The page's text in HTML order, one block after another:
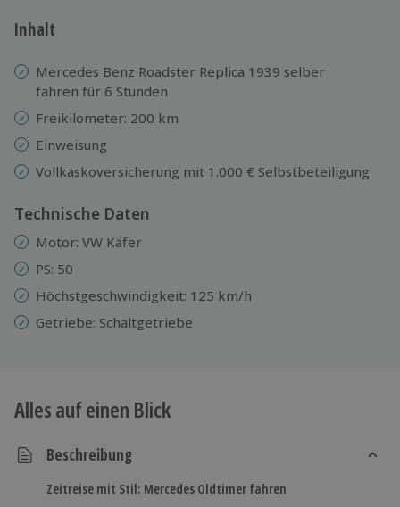
3 Jahre gültig & verlängerbar.
Inhalt
Mercedes Benz Roadster Replica 1939 selber
fahren für 6 Stunden
Freikilometer: 200 km
Einweisung
Vollkaskoversicherung mit 1.000 € Selbstbeteiligung
Technische Daten
Motor: VW Käfer
PS: 50
Höchstgeschwindigkeit: 125 km/h
Getriebe: Schaltgetriebe
Alles auf einen Blick
Beschreibung
Zeitreise mit Stil: Mercedes Oldtimer fahren